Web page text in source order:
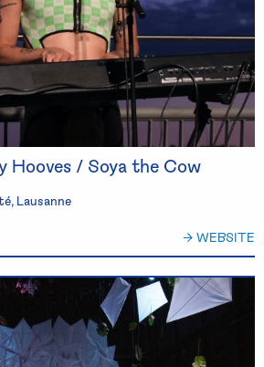
Hooves / Soya the Cow
Lausanne
→ WEBSITE